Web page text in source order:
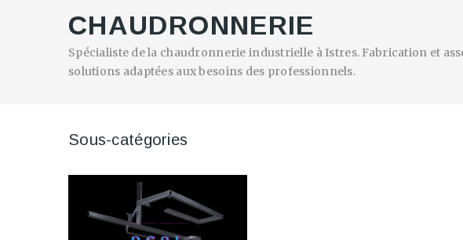
CHAUDRONNERIE
Spécialiste de la chaudronnerie industrielle à Istres. Fabrication et
solutions adaptées aux besoins des professionnels.
Sous-catégories